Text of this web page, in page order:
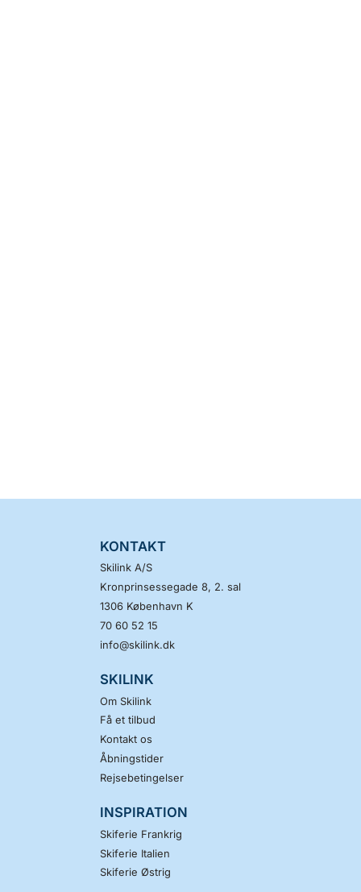
KONTAKT
Skilink A/S
Kronprinsessegade 8, 2. sal
1306 København K
70 60 52 15
info@skilink.dk
SKILINK
Om Skilink
Få et tilbud
Kontakt os
Åbningstider
Rejsebetingelser
INSPIRATION
Skiferie Frankrig
Skiferie Italien
Skiferie Østrig